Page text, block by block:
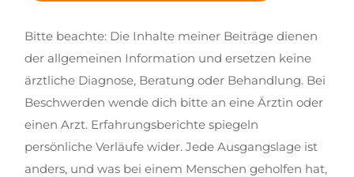
Bitte beachte: Die Inhalte meiner Beiträge dienen
der allgemeinen Information und ersetzen keine
ärztliche Diagnose, Beratung oder Behandlung. Bei
Beschwerden wende dich bitte an eine Ärztin oder
einen Arzt. Erfahrungsberichte spiegeln
persönliche Verläufe wider. Jede Ausgangslage ist
anders, und was bei einem Menschen geholfen hat,